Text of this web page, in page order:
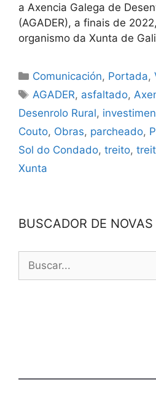
a Axencia Galega de
(AGADER), a finais de
organismo da Xunta de
Comunicación, Portada,
AGADER, asfaltado,
Desenrolo Rural,
Couto, Obras, parcheado,
Sol do Condado, treito,
Xunta
BUSCADOR DE NOVAS